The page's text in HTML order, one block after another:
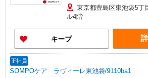
当、（東京都）居住支援特
手当、日祝手当（月平均2回
支払われる手当を含みます
は勤続5年目までの方はさ
は除く） ◎賞与：基本給2.08ヶ月分/年支給 ◎残
業時は別途時間外手当支給
東京都豊島区東池袋5
ル4階
キープ
正社員
SOMPOケア ラヴィーレ東池袋/9110ba1